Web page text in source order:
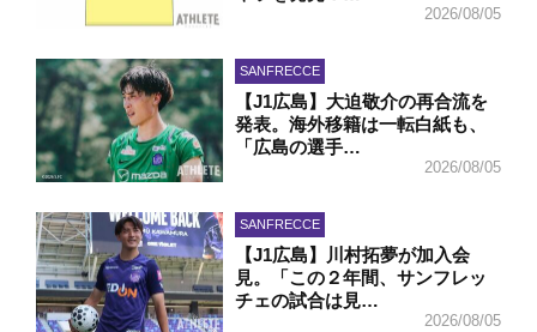
2026/08/05
SANFRECCE
【J1広島】大迫敬介の再合流を
発表。海外移籍は一転白紙も、
「広島の選手…
2026/08/05
SANFRECCE
【J1広島】川村拓夢が加入会
見。「この２年間、サンフレッ
チェの試合は見…
2026/08/05